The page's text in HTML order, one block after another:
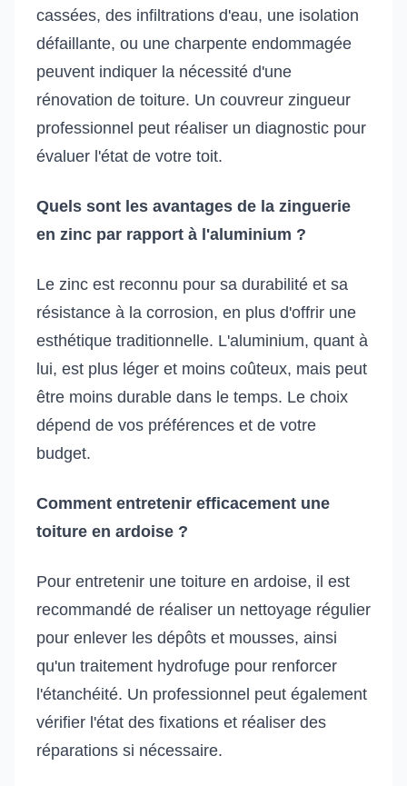
cassées, des infiltrations d'eau, une isolation
défaillante, ou une charpente endommagée
peuvent indiquer la nécessité d'une
rénovation de toiture. Un couvreur zingueur
professionnel peut réaliser un diagnostic pour
évaluer l'état de votre toit.
Quels sont les avantages de la zinguerie
en zinc par rapport à l'aluminium ?
Le zinc est reconnu pour sa durabilité et sa
résistance à la corrosion, en plus d'offrir une
esthétique traditionnelle. L'aluminium, quant à
lui, est plus léger et moins coûteux, mais peut
être moins durable dans le temps. Le choix
dépend de vos préférences et de votre
budget.
Comment entretenir efficacement une
toiture en ardoise ?
Pour entretenir une toiture en ardoise, il est
recommandé de réaliser un nettoyage régulier
pour enlever les dépôts et mousses, ainsi
qu'un traitement hydrofuge pour renforcer
l'étanchéité. Un professionnel peut également
vérifier l'état des fixations et réaliser des
réparations si nécessaire.